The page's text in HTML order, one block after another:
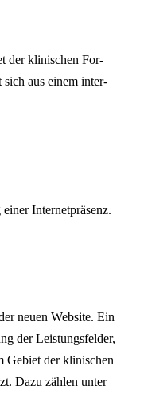
der kli­ni­schen For­
sich aus einem inter­
Internetpräsenz.
neuen Website. Ein
der Leis­tungs­fel­der,
Gebiet der kli­ni­schen
Dazu zählen unter